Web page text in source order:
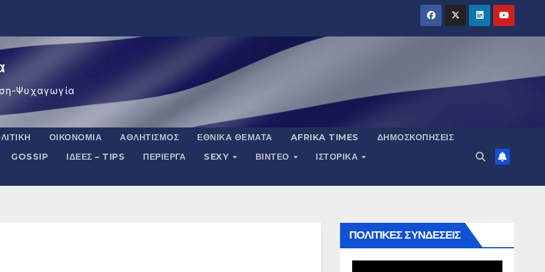
Ψυχαγωγία
ΟΙΚΟΝΟΜΊΑ ΑΘΛΗΤΙΣΜΌΣ ΕΘΝΙΚΆ ΘΈΜΑΤΑ AFRIKA TIMES
ΔΗΜΟΣΚΟΠΉΣΕΙΣ
GOSSIP ΙΔΈΕΣ – TIPS ΠΕΡΊΕΡΓΑ SEXY ΒΙΝΤΕΟ
ΙΣΤΟΡΙΚΆ
ΠΟΛΙΤΙΚΕΣ ΣΥΝΔΕΣΕΙΣ